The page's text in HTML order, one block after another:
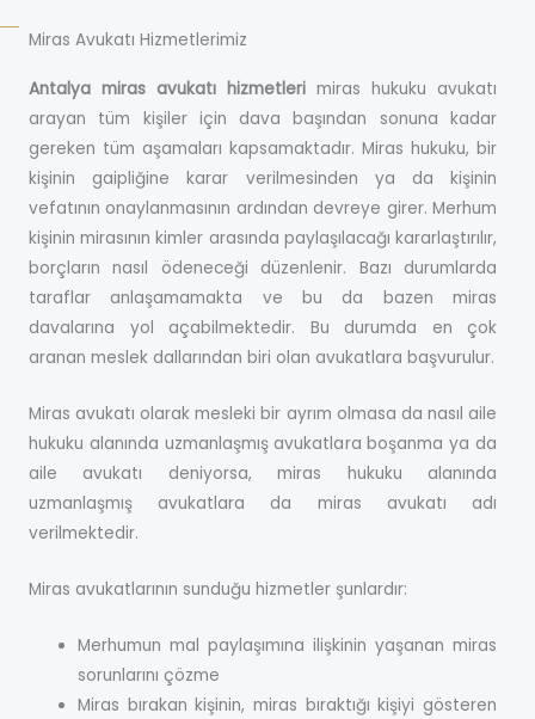
Miras Avukatı Hizmetlerimiz
Antalya miras avukatı hizmetleri miras hukuku avukatı
arayan tüm kişiler için dava başından sonuna kadar
gereken tüm aşamaları kapsamaktadır. Miras hukuku, bir
kişinin gaipliğine karar verilmesinden ya da kişinin
vefatının onaylanmasının ardından devreye girer. Merhum
kişinin mirasının kimler arasında paylaşılacağı kararlaştırılır,
borçların nasıl ödeneceği düzenlenir. Bazı durumlarda
taraflar anlaşamamakta ve bu da bazen miras
davalarına yol açabilmektedir. Bu durumda en çok
aranan meslek dallarından biri olan avukatlara başvurulur.
Miras avukatı olarak mesleki bir ayrım olmasa da nasıl aile
hukuku alanında uzmanlaşmış avukatlara boşanma ya da
aile avukatı deniyorsa, miras hukuku alanında
uzmanlaşmış avukatlara da miras avukatı adı
verilmektedir.
Miras avukatlarının sunduğu hizmetler şunlardır:
Merhumun mal paylaşımına ilişkinin yaşanan miras
sorunlarını çözme
Miras bırakan kişinin, miras bıraktığı kişiyi gösteren